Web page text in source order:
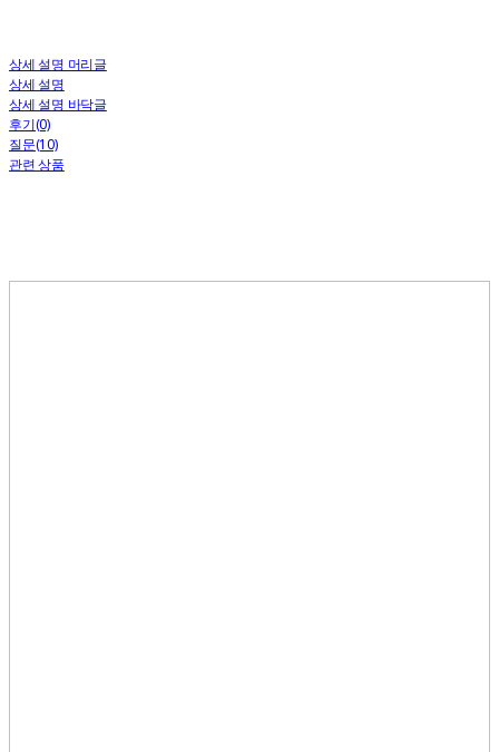
상세 설명 머리글
상세 설명
상세 설명 바닥글
후기(0)
질문(10)
관련 상품